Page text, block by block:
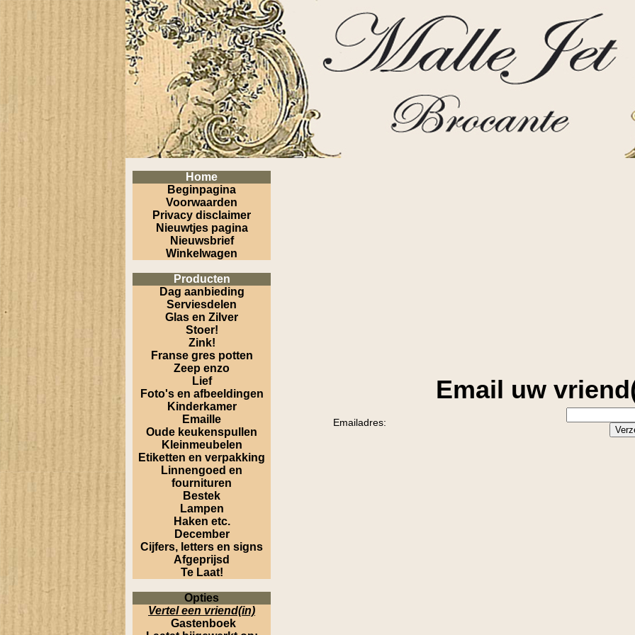
Home
Beginpagina
Voorwaarden
Privacy disclaimer
Nieuwtjes pagina
Nieuwsbrief
Winkelwagen
Producten
Dag aanbieding
Serviesdelen
Glas en Zilver
Stoer!
Zink!
Franse gres potten
Zeep enzo
Lief
Foto's en afbeeldingen
Kinderkamer
Emaille
Oude keukenspullen
Kleinmeubelen
Etiketten en verpakking
Linnengoed en
fournituren
Bestek
Lampen
Haken etc.
December
Cijfers, letters en signs
Afgeprijsd
Te Laat!
Opties
Vertel een vriend(in)
Gastenboek
Email uw
Emailadres: